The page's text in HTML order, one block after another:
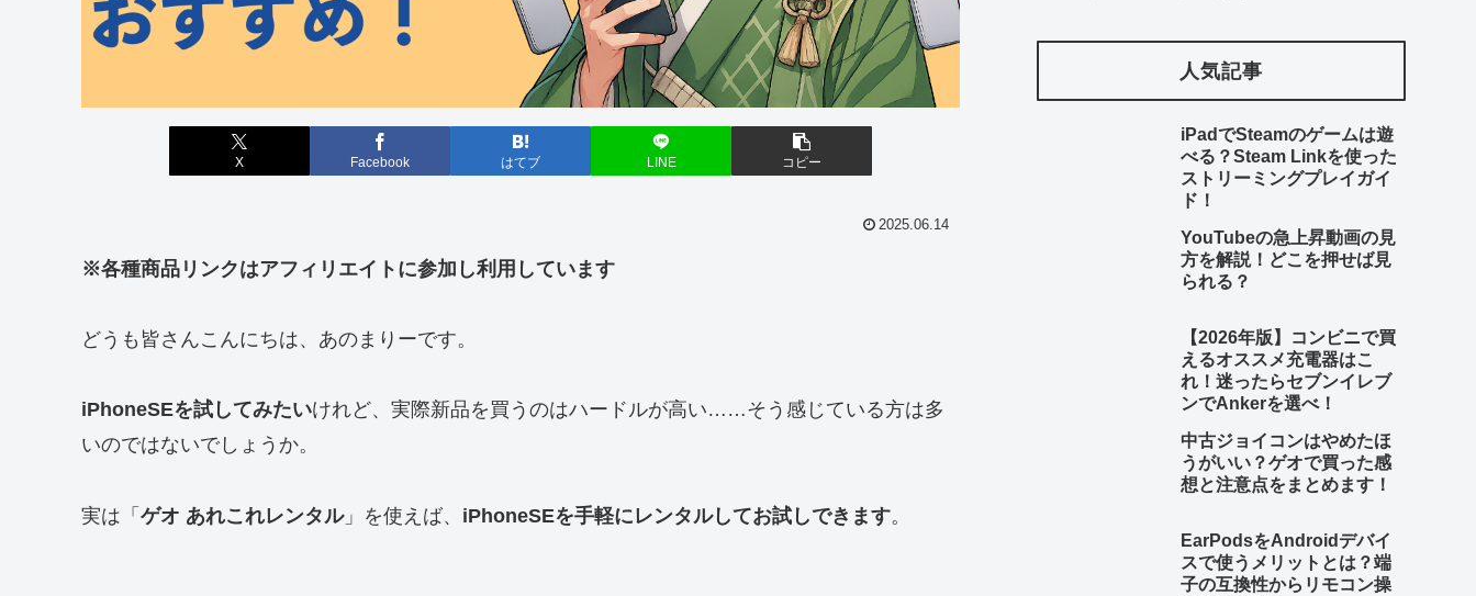
X Facebook はてブ LINE コピー
2025.06.14
※各種商品リンクはアフィリエイトに参加し利用しています
どうも皆さんこんにちは、あのまりーです。
iPhoneSEを試してみたいけれど、実際新品を買うのはハードルが高い……そう感じている方は多
いのではないでしょうか。
実は「 ゲオ あれこれレンタル」を使えば、 iPhoneSEを手軽にレンタルしてお試しできます。
人気記事
iPadでSteamのゲームは遊
べる？Steam Linkを使った
ストリーミングプレイガイ
ド！
YouTubeの急上昇動画の見
方を解説！どこを押せば見
られる？
【2026年版】コンビニで買
えるオススメ充電器はこ
れ！迷ったらセブンイレブ
ンでAnkerを選べ！
中古ジョイコンはやめたほ
うがいい？ゲオで買った感
想と注意点をまとめます！
EarPodsをAndroidデバイ
スで使うメリットとは？端
子の互換性からリモコン操